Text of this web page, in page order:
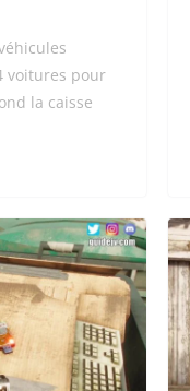
voitures pour
la caisse